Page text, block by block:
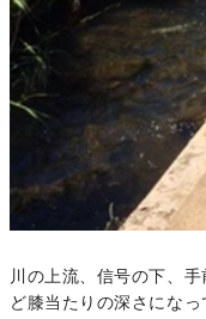
川の上流、信号の下、
ど膝当たりの深さにな